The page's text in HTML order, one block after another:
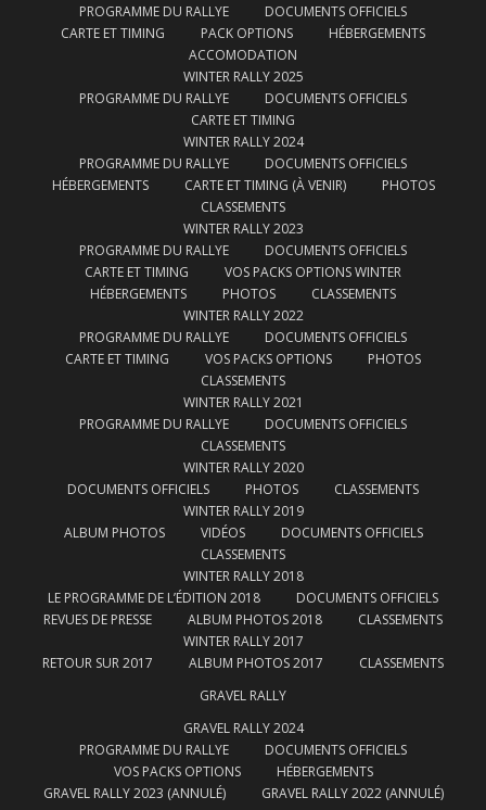
PROGRAMME DU RALLYE
DOCUMENTS OFFICIELS
CARTE ET TIMING
PACK OPTIONS
HÉBERGEMENTS
ACCOMODATION
WINTER RALLY 2025
PROGRAMME DU RALLYE
DOCUMENTS OFFICIELS
CARTE ET TIMING
WINTER RALLY 2024
PROGRAMME DU RALLYE
DOCUMENTS OFFICIELS
HÉBERGEMENTS
CARTE ET TIMING (À VENIR)
PHOTOS
CLASSEMENTS
WINTER RALLY 2023
PROGRAMME DU RALLYE
DOCUMENTS OFFICIELS
CARTE ET TIMING
VOS PACKS OPTIONS WINTER
HÉBERGEMENTS
PHOTOS
CLASSEMENTS
WINTER RALLY 2022
PROGRAMME DU RALLYE
DOCUMENTS OFFICIELS
CARTE ET TIMING
VOS PACKS OPTIONS
PHOTOS
CLASSEMENTS
WINTER RALLY 2021
PROGRAMME DU RALLYE
DOCUMENTS OFFICIELS
CLASSEMENTS
WINTER RALLY 2020
DOCUMENTS OFFICIELS
PHOTOS
CLASSEMENTS
WINTER RALLY 2019
ALBUM PHOTOS
VIDÉOS
DOCUMENTS OFFICIELS
CLASSEMENTS
WINTER RALLY 2018
LE PROGRAMME DE L’ÉDITION 2018
DOCUMENTS OFFICIELS
REVUES DE PRESSE
ALBUM PHOTOS 2018
CLASSEMENTS
WINTER RALLY 2017
RETOUR SUR 2017
ALBUM PHOTOS 2017
CLASSEMENTS
GRAVEL RALLY
GRAVEL RALLY 2024
PROGRAMME DU RALLYE
DOCUMENTS OFFICIELS
VOS PACKS OPTIONS
HÉBERGEMENTS
GRAVEL RALLY 2023 (ANNULÉ)
GRAVEL RALLY 2022 (ANNULÉ)